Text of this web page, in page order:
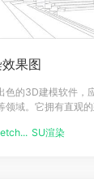
果图
色的3D建模软件，
领域。它拥有直观
逼真的效果，渲
SU渲染